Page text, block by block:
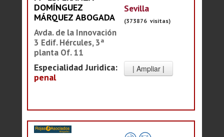
DOMÍNGUEZ
MÁRQUEZ ABOGADA
Avda. de la Innovación
3 Edif. Hércules, 3ª
planta Of. 11
Especialidad Juridica:
penal
Sevilla
(373876 visitas)